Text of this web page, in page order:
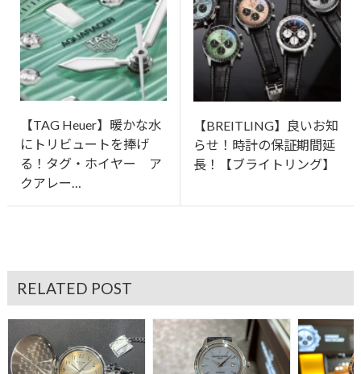
【TAG Heuer】暖かな水
にトリビュートを捧げ
る！タグ・ホイヤー ア
クアレー…
【BREITLING】良いお知
らせ！時計の保証期間延
長！【ブライトリング】
RELATED POST